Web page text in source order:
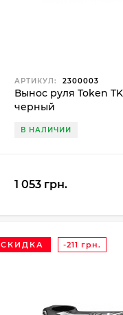
АРТИКУЛ: 2300003
Вынос руля Token
черный
В НАЛИЧИИ
1 053 грн.
СКИДКА -211 грн.